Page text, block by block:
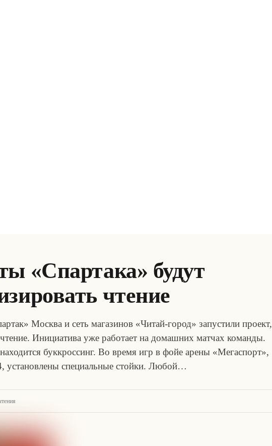
«Спартака» будут
чтение
Москва и сеть магазинов «Читай-город» запустили проект,
Инициатива уже работает на домашних матчах команды.
буккроссинг. Во время игр в фойе арены «Мегаспорт»,
установлены специальные стойки. Любой…